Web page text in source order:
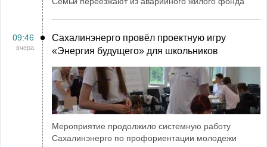
09:46
вчера
Сахалинэнерго провёл проектную игру
«Энергия будущего» для школьников
Мероприятие продолжило системную работу
Сахалинэнерго по профориентации молодежи